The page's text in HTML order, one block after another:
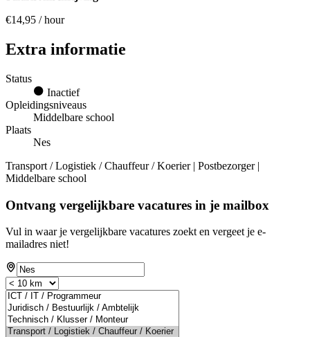
€14,95 / hour
Extra informatie
Status
Inactief
Opleidingsniveaus
Middelbare school
Plaats
Nes
Transport / Logistiek / Chauffeur / Koerier | Postbezorger |
Middelbare school
Ontvang vergelijkbare vacatures in je mailbox
Vul in waar je vergelijkbare vacatures zoekt en vergeet je e-
mailadres niet!